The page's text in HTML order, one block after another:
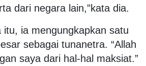
dari negara lain,”kata dia.
itu, ia mengungkapkan satu
sebagai tunanetra. “Allah
saya dari hal-hal maksiat.”